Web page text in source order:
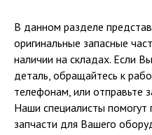
В данном разделе
оригинальные запасные
наличии на складах. Если
деталь, обращайтесь к
телефонам, или отправьте
Наши специалисты
запчасти для Вашего